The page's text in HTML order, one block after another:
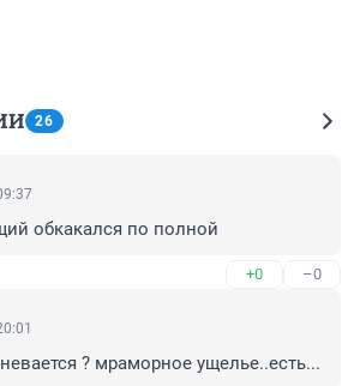
26
обкакался по полной
+0 –0
? мраморное ущелье..есть...